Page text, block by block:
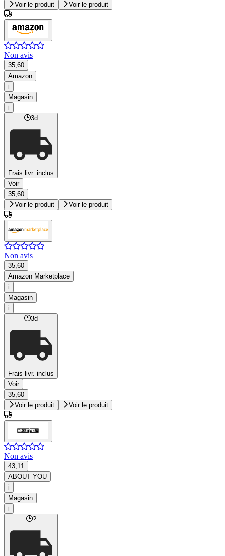
Voir le produit Voir le produit
Non avis
35,60
Amazon
i
Magasin
i
3d
Frais livr. inclus
Voir
35,60
Voir le produit
Voir le produit
Non avis
35,60
Amazon Marketplace
i
Magasin
i
3d
Frais livr. inclus
Voir
35,60
Voir le produit
Voir le produit
Non avis
43,11
ABOUT YOU
i
Magasin
i
?